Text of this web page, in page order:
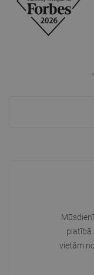
platībā
vietām